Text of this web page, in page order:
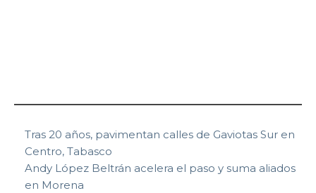
Tras 20 años, pavimentan calles de Gaviotas Sur en
Centro, Tabasco
Andy López Beltrán acelera el paso y suma aliados
en Morena